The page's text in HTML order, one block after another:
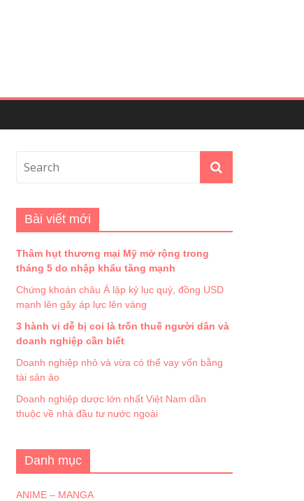
Bài viết mới
Thâm hụt thương mại Mỹ mở rộng trong
tháng 5 do nhập khẩu tăng mạnh
Chứng khoán châu Á lập kỷ lục quý, đồng USD
mạnh lên gây áp lực lên vàng
3 hành vi dễ bị coi là trốn thuế người dân và
doanh nghiệp cần biết
Doanh nghiệp nhỏ và vừa có thể vay vốn bằng
tài sản ảo
Doanh nghiệp dược lớn nhất Việt Nam dần
thuộc về nhà đầu tư nước ngoài
Danh mục
ANIME – MANGA